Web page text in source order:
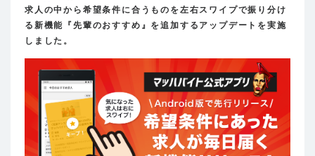
求人の中から希望条件に合うものを左右スワイプで振り分け
る新機能『先輩のおすすめ』を追加するアップデートを実施
しました。